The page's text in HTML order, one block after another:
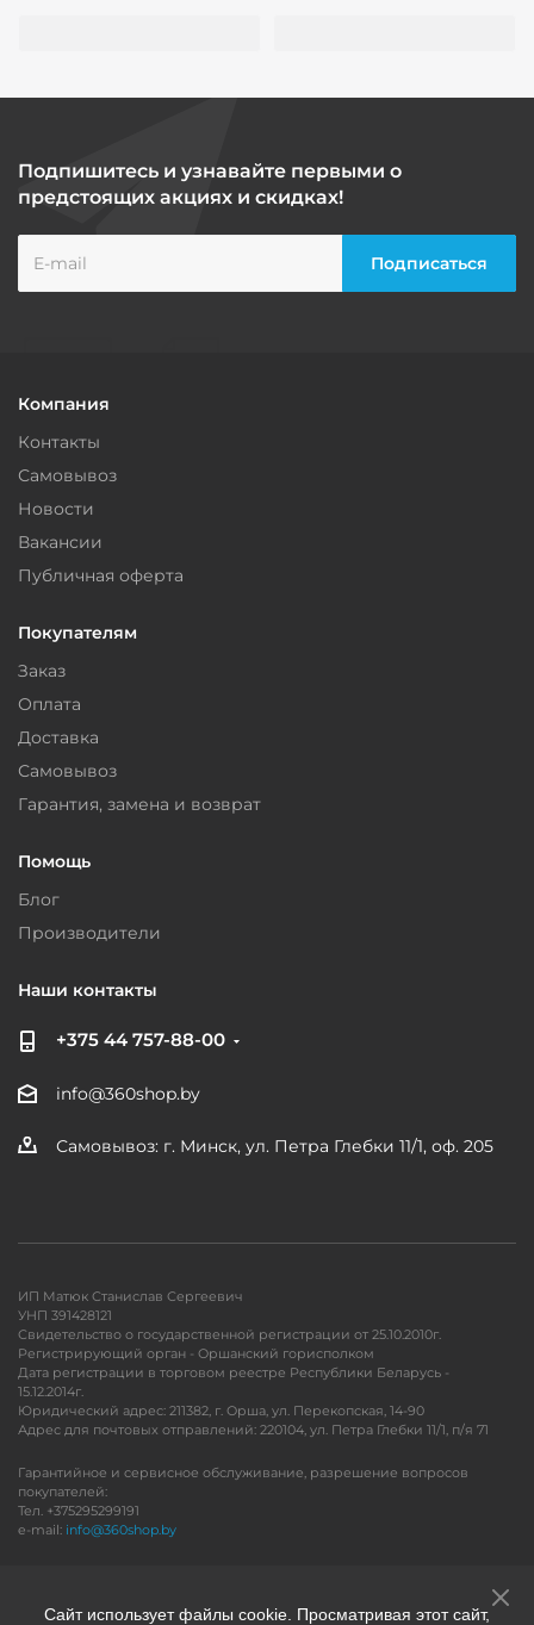
Подпишитесь и узнавайте первыми о
предстоящих акциях и скидках!
Компания
Контакты
Самовывоз
Новости
Вакансии
Публичная оферта
Покупателям
Заказ
Оплата
Доставка
Самовывоз
Гарантия, замена и возврат
Помощь
Блог
Производители
Наши контакты
+375 44 757-88-00
info@360shop.by
Самовывоз: г. Минск, ул. Петра Глебки 11/1, оф. 205
ИП Матюк Станислав Сергеевич
УНП 391428121
Свидетельство о государственной регистрации от 25.10.2010г.
Регистрирующий орган - Оршанский горисполком
Дата регистрации в торговом реестре Республики Беларусь -
15.12.2014г.
Юридический адрес: 211382, г. Орша, ул. Перекопская, 14-90
Адрес для почтовых отправлений: 220104, ул. Петра Глебки 11/1, п/я 71
Гарантийное и сервисное обслуживание, разрешение вопросов
покупателей:
Тел. +375295299191
e-mail: info@360shop.by
Сайт использует файлы cookie. Просматривая этот сайт,